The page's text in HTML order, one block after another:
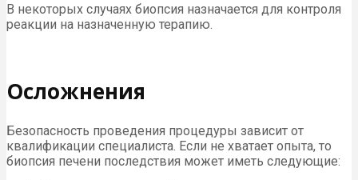
В некоторых случаях биопсия назначается для контроля
реакции на назначенную терапию.
Осложнения
Безопасность проведения процедуры зависит от
квалификации специалиста. Если не хватает опыта, то
биопсия печени последствия может иметь следующие: